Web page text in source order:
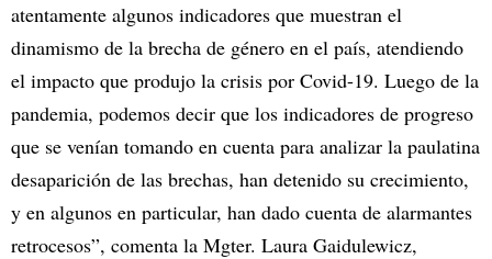
atentamente algunos indicadores que muestran el
dinamismo de la brecha de género en el país, atendiendo
el impacto que produjo la crisis por Covid-19. Luego de la
pandemia, podemos decir que los indicadores de progreso
que se venían tomando en cuenta para analizar la paulatina
desaparición de las brechas, han detenido su crecimiento,
y en algunos en particular, han dado cuenta de alarmantes
retrocesos”, comenta la Mgter. Laura Gaidulewicz,